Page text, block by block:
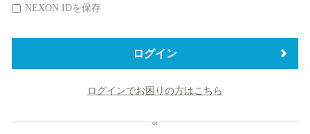
替
NEXON IDを保存
ログイン
ログインでお困りの方はこちら